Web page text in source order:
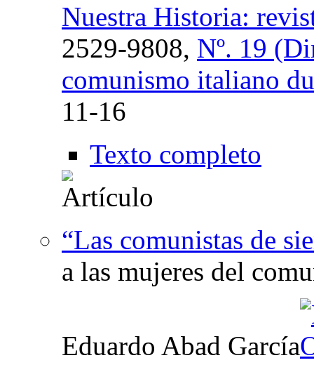
Nuestra Historia:
2529-9808, Nº. 19
comunismo italiano
11-16
Texto completo
“Las comunistas de
a las mujeres del
Eduardo Abad García